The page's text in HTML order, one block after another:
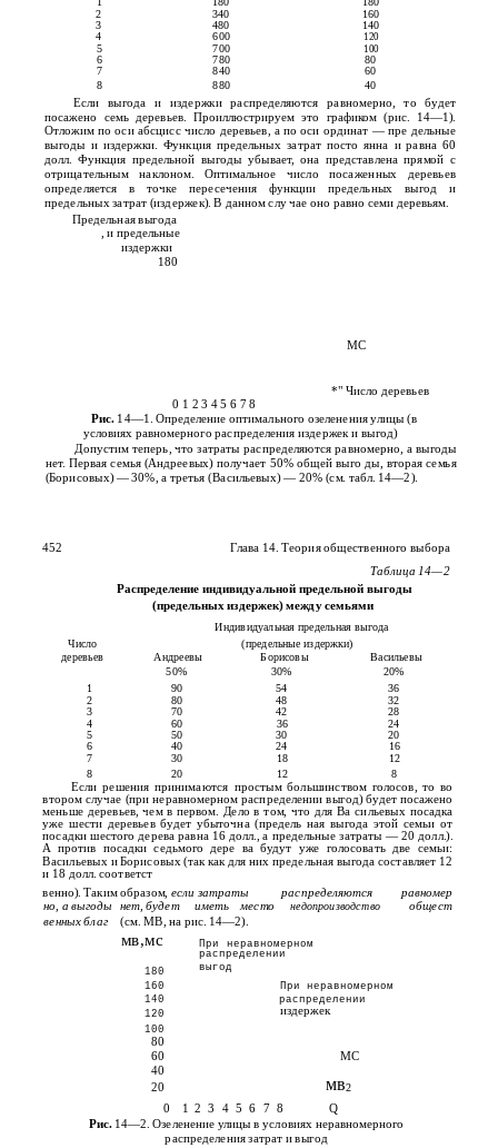
2
340
160
3
480 140
4 600 120
5 700 100
6 780
80
7
840
60
8
880 40
Если выгода и издержки распределяются равномерно, то будет
посажено семь деревьев. Проиллюстрируем это графиком (рис. 14—1).
Отложим по оси абсцисс число деревьев, а по оси ординат — пре­ дельные
выгоды и издержки. Функция предельных затрат посто­ янна и равна 60
долл. Функция предельной выгоды убывает, она представлена прямой с
отрицательным наклоном. Оптимальное число посаженных деревьев
определяется в точке пересечения функции предельных выгод и
предельных затрат (издержек). В данном слу­ чае оно равно семи деревьям.
Предельная выгода
, и предельные
издержки
180
МС
*" Число деревьев
0 1 2 3 4 5 6 7 8
Рис. 14—1. Определение оптимального озеленения улицы (в
условиях равномерного распределения издержек и выгод)
Допустим теперь, что затраты распределяются равномерно, а выгоды
нет. Первая семья (Андреевых) получает 50% общей выго­ ды, вторая семья
(Борисовых) — 30%, а третья (Васильевых) — 20% (см. табл. 14—2).
452
Глава 14. Теория общественного выбора
Таблица 14—2
Распределение индивидуальной предельной выгоды
(предельных издержек) между семьями
Индивидуальная предельная выгода
Число (предельные издержки)
деревьев Андреевы Борисовы
Васильевы
50%
30%
20%
1
90 54
36
2
80 48
32
3
70 42 28
4 60 36 24
5 50 30
20
6
40 24
16
7
30 18
12
8
20 12 8
Если решения принимаются простым большинством голосов, то во
втором случае (при неравномерном распределении выгод) будет посажено
меньше деревьев, чем в первом. Дело в том, что для Ва­ сильевых посадка
уже шести деревьев будет убыточна (предель­ ная выгода этой семьи от
посадки шестого дерева равна 16 долл., а предельные затраты — 20 долл.).
А против посадки седьмого дере­ ва будут уже голосовать две семьи:
Васильевых и Борисовых (так как для них предельная выгода составляет 12
и 18 долл. соответст­
венно). Таким образом, если затраты распределяются равномер­
но, а выгоды нет, будет иметь место недопроизводство
общест­
венных благ
(см. MB, на рис. 14—2).
мв,мс
При неравномерном
распределении
180
выгод
160
При неравномерном
140
распределении
120
издержек
100
80
МС
60
40
мв2
20
0
1 2 3 4 5 6 7 8
Q
Рис. 14—2. Озеленение улицы в условиях неравномерного
распределения затрат и выгод